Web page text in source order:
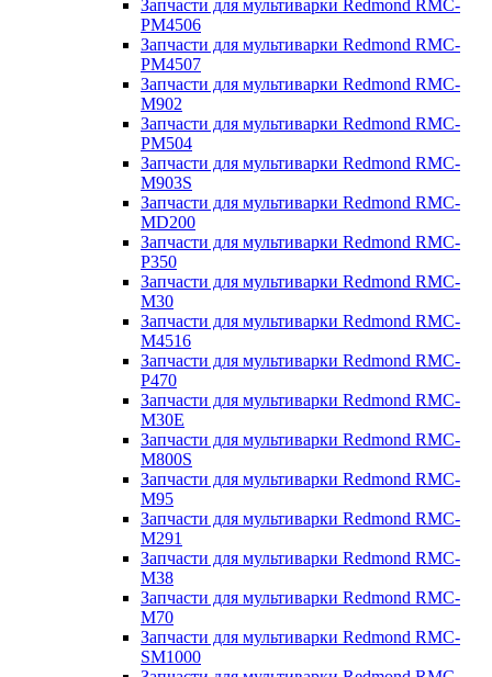
Запчасти для мультиварки Redmond RMC-
PM4506
Запчасти для мультиварки Redmond RMC-
PM4507
Запчасти для мультиварки Redmond RMC-
M902
Запчасти для мультиварки Redmond RMC-
PM504
Запчасти для мультиварки Redmond RMC-
M903S
Запчасти для мультиварки Redmond RMC-
MD200
Запчасти для мультиварки Redmond RMC-
P350
Запчасти для мультиварки Redmond RMC-
M30
Запчасти для мультиварки Redmond RMC-
M4516
Запчасти для мультиварки Redmond RMC-
P470
Запчасти для мультиварки Redmond RMC-
M30E
Запчасти для мультиварки Redmond RMC-
M800S
Запчасти для мультиварки Redmond RMC-
M95
Запчасти для мультиварки Redmond RMC-
M291
Запчасти для мультиварки Redmond RMC-
M38
Запчасти для мультиварки Redmond RMC-
M70
Запчасти для мультиварки Redmond RMC-
SM1000